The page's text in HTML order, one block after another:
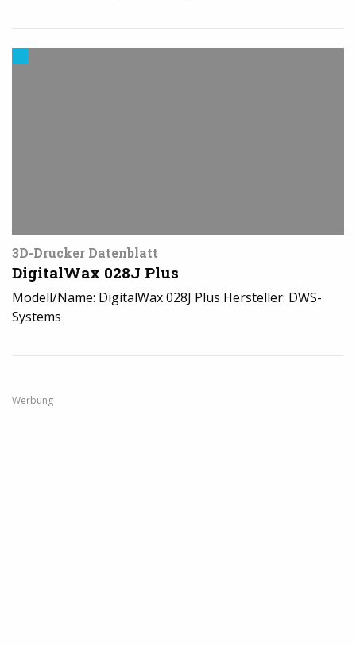
3D-Drucker Datenblatt
DigitalWax 028J Plus
Modell/Name: DigitalWax 028J Plus Hersteller: DWS-
Systems
Werbung